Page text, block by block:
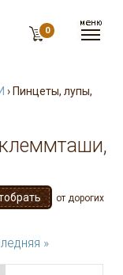
0
› Пинцеты, лупы,
от дорогих
»